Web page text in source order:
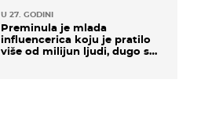
U 27. GODINI
Preminula je mlada
influencerica koju je pratilo
više od milijun ljudi, dugo se